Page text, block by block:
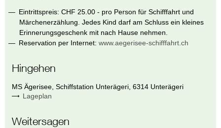
Eintrittspreis: CHF 25.00 - pro Person für Schifffahrt und
Märchenerzählung. Jedes Kind darf am Schluss ein kleines
Erinnerungsgeschenk mit nach Hause nehmen.
Reservation per Internet:www.aegerisee-schifffahrt.ch
Hingehen
MS Ägerisee ,Schiffstation Unterägeri ,6314 Unterägeri
Lageplan
Weitersagen